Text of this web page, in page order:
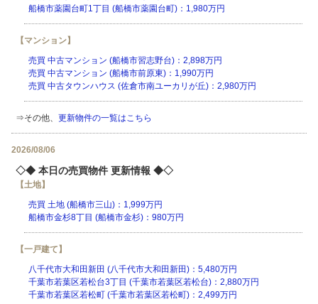
船橋市薬園台町1丁目 (船橋市薬園台町)：1,980万円
【マンション】
売買 中古マンション (船橋市習志野台)：2,898万円
売買 中古マンション (船橋市前原東)：1,990万円
売買 中古タウンハウス (佐倉市南ユーカリが丘)：2,980万円
⇒その他、 更新物件の一覧はこちら
2026/08/06
◇◆ 本日の売買物件 更新情報 ◆◇
【土地】
売買 土地 (船橋市三山)：1,999万円
船橋市金杉8丁目 (船橋市金杉)：980万円
【一戸建て】
八千代市大和田新田 (八千代市大和田新田)：5,480万円
千葉市若葉区若松台3丁目 (千葉市若葉区若松台)：2,880万円
千葉市若葉区若松町 (千葉市若葉区若松町)：2,499万円